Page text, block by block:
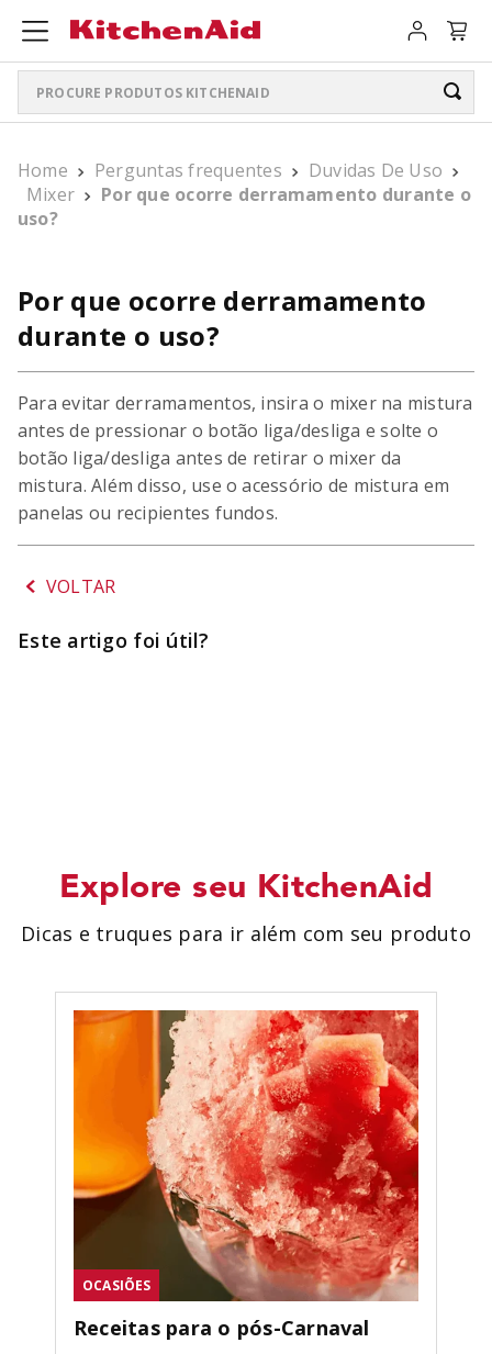
Procure produtos KitchenAid
1º ARTISAN PLUS
BOWL LIFT
5º PURE POWER PERSONAL JAR
6º K400
7º LIQUIDIFICADOR
SORVETEIRA
9º MIXER
10º PURE POWER
Home Perguntas frequentes
Duvidas De Uso
Mixer
Por que ocorre derramamento durante o
uso?
Por que ocorre derramamento
durante o uso?
Para evitar derramamentos, insira o mixer na mistura
antes de pressionar o botão liga/desliga e solte o
botão liga/desliga antes de retirar o mixer da
mistura. Além disso, use o acessório de mistura em
panelas ou recipientes fundos.
VOLTAR
Este artigo foi útil?
Explore seu KitchenAid
Dicas e truques para ir além com seu produto
OCASIÕES
Receitas para o pós-Carnaval